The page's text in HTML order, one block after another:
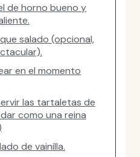
de horno bueno y
salado (opcional,
en el momento
las tartaletas de
como una reina
de vainilla.